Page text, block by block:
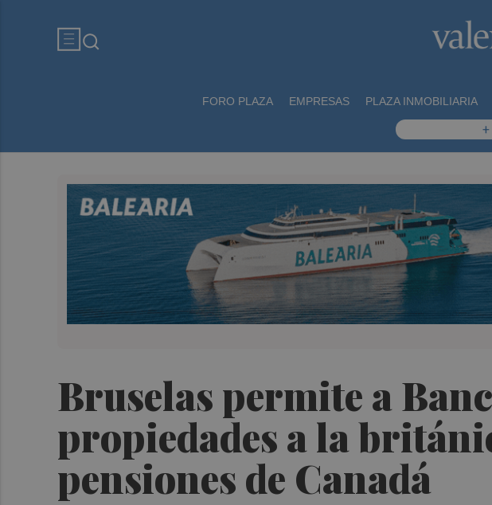
FORO PLAZA EMPRESAS PLAZA INMOBILIARIA
+
Bruselas permite a
propiedades a la
pensiones de Canadá